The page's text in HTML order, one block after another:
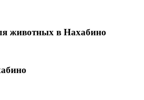
животных в Нахабино